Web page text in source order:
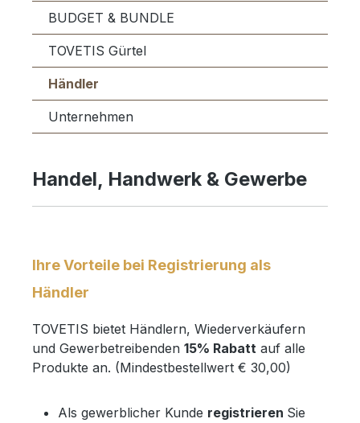
BUDGET & BUNDLE
TOVETIS Gürtel
Händler
Unternehmen
Handel, Handwerk & Gewerbe
Ihre Vorteile bei Registrierung als
Händler
TOVETIS bietet Händlern, Wiederverkäufern
und Gewerbetreibenden 15% Rabatt auf alle
Produkte an. (Mindestbestellwert € 30,00)
Als gewerblicher Kunde registrieren Sie